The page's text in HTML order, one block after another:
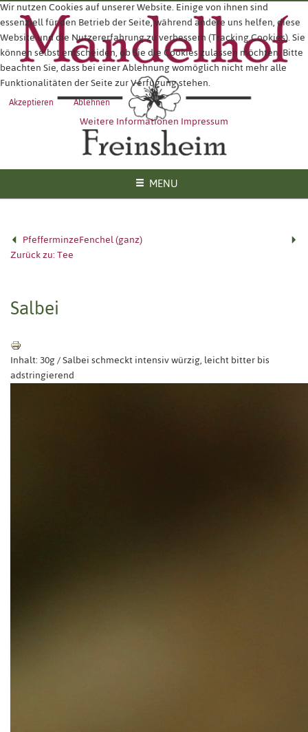
MENU
PfefferminzeFenchel (ganz)
Zurück zu: Tee
Salbei
Inhalt: 30g / Salbei schmeckt intensiv würzig, leicht bitter bis
adstringierend
Wir nutzen Cookies auf unserer Website. Einige von ihnen sind
essenziell für den Betrieb der Seite, während andere uns helfen, diese
Website und die Nutzererfahrung zu verbessern (Tracking Cookies). Sie
können selbst entscheiden, ob Sie die Cookies zulassen möchten. Bitte
beachten Sie, dass bei einer Ablehnung womöglich nicht mehr alle
Funktionalitäten der Seite zur Verfügung stehen.
Akzeptieren Ablehnen
Weitere InformationenImpressum